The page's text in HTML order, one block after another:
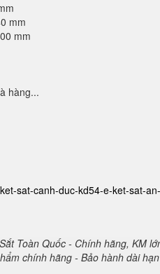
mm
mm
hàng...
sat-canh-duc-kd54-e-ket-sat-
Toàn Quốc - Chính hãng, KM
chính hãng - Bảo hành dài